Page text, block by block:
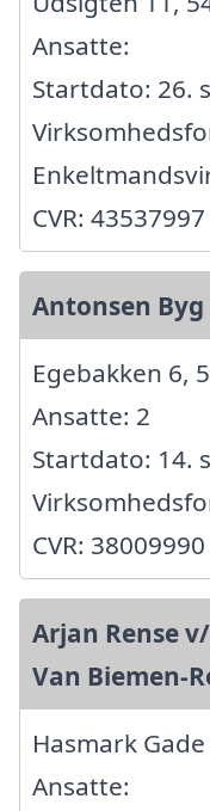
Ansatte:
Startdato: 26.
CVR: 43537997
Antonsen Byg
Egebakken 6,
Ansatte: 2
Startdato: 14.
CVR: 38009990
Arjan Rense
Van Biemen-
Hasmark
Ansatte: